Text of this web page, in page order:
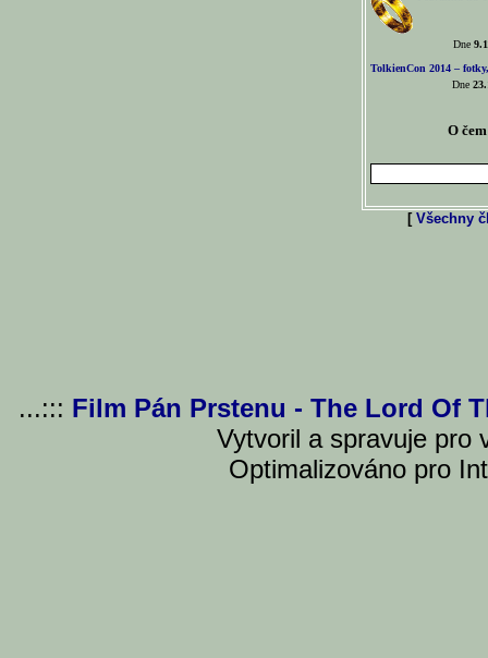
Dne
TolkienCon 2014 –
Dne
O
[ Všechny
...::: Film Pán Prstenu - The Lord Of
Vytvoril a spravuje pro
Optimalizováno pro